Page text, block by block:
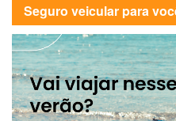
Seguro veicular para